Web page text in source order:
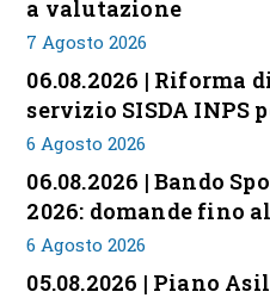
a valutazione
7 Agosto 2026
06.08.2026 | Riforma
servizio SISDA INPS
6 Agosto 2026
06.08.2026 | Bando
2026: domande fino
6 Agosto 2026
05.08.2026 | Piano